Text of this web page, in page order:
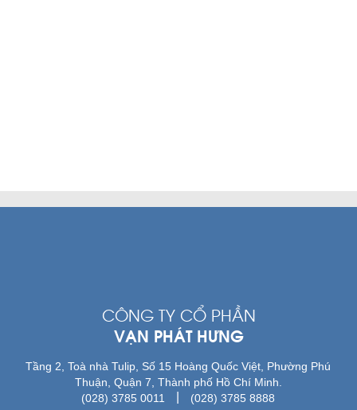
CÔNG TY CỔ PHẦN
VẠN PHÁT HƯNG
Tầng 2, Toà nhà Tulip, Số 15 Hoàng Quốc Việt, Phường Phú
Thuận, Quận 7, Thành phố Hồ Chí Minh.
(028) 3785 0011
(028) 3785 8888